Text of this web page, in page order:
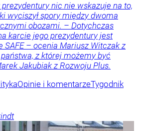
nic nie wskazuje na to,
wyciszył spory między dwoma
obozami. – Dotychczas
karcie jego prezydentury jest
SAFE – ocenia Mariusz Witczak z
z której możemy być
Jakubiak z Rozwoju Plus.
Opinie i komentarzeTygodnik